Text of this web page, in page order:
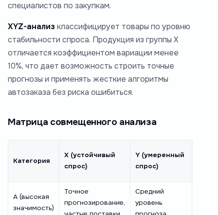
специалистов по закупкам.
XYZ-анализ классифицирует товары по уровню
стабильности спроса. Продукция из группы X
отличается коэффициентом вариации менее
10%, что дает возможность строить точные
прогнозы и применять жесткие алгоритмы
автозаказа без риска ошибиться.
Матрица совмещенного анализа
Категория
X (устойчивый
спрос)
Y (умеренный
спрос)
A (высокая
значимость)
Точное
прогнозирование,
Средний
уровень